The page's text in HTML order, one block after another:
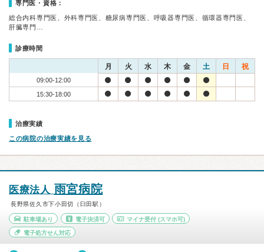
専門医・資格：
総合内科専門医、外科専門医、糖尿病専門医、呼吸器専門医、循環器専門医、
肝臓専門…
診療時間
月 火 水 木 金 土 日 祝
09:00-12:00
15:30-18:00
治療実績
この病院の治療実績を見る
医療法人 雨宮病院
長野県佐久市下小田切（臼田駅）
駐車場あり 電子決済可 マイナ受付 (スマホ可)
電子処方せん対応